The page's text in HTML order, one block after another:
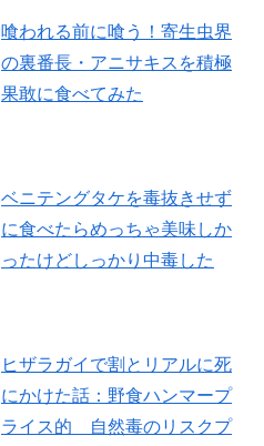
喰われる前に喰う！寄生虫界
の裏番長・アニサキスを積極
果敢に食べてみた
ベニテングタケを毒抜きせず
に食べたらめっちゃ美味しか
ったけどしっかり中毒した
ヒザラガイで割とリアルに死
にかけた話：野食ハンマープ
ライス的 自然毒のリスクプ